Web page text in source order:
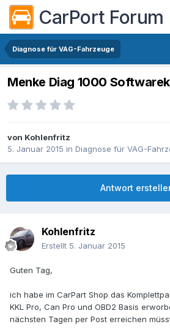
CarPort Forum
Diagnose für VAG-Fahrzeuge
Menke Diag 1000
von Kohlenfritz
5. Januar 2015 in Diagnose für VAG-
Antwort
Kohlenfritz
Erstellt 5. Januar 2015
Guten Tag,
ich habe im CarPart Shop das
KKL Pro, Can Pro und OBD2 Basis
nächsten Tagen per Post erreichen